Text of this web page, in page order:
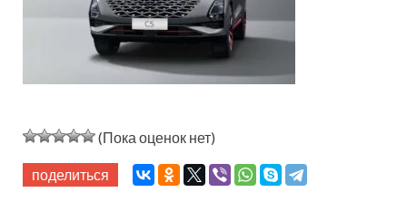
(Пока оценок нет)
поделиться